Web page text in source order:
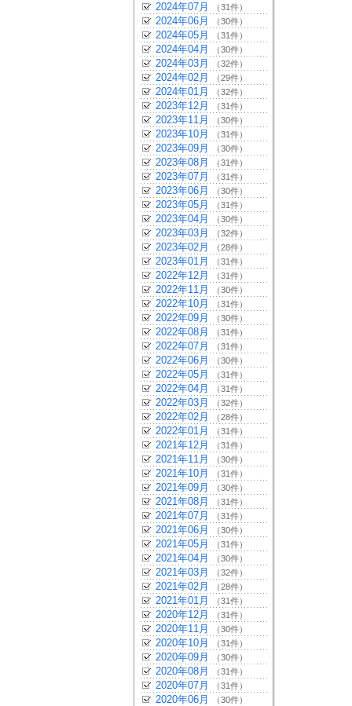
2024年07月 （31件）
2024年06月 （30件）
2024年05月 （31件）
2024年04月 （30件）
2024年03月 （32件）
2024年02月 （29件）
2024年01月 （32件）
2023年12月 （31件）
2023年11月 （30件）
2023年10月 （31件）
2023年09月 （30件）
2023年08月 （31件）
2023年07月 （31件）
2023年06月 （30件）
2023年05月 （31件）
2023年04月 （30件）
2023年03月 （32件）
2023年02月 （28件）
2023年01月 （31件）
2022年12月 （31件）
2022年11月 （30件）
2022年10月 （31件）
2022年09月 （30件）
2022年08月 （31件）
2022年07月 （31件）
2022年06月 （30件）
2022年05月 （31件）
2022年04月 （31件）
2022年03月 （32件）
2022年02月 （28件）
2022年01月 （31件）
2021年12月 （31件）
2021年11月 （30件）
2021年10月 （31件）
2021年09月 （30件）
2021年08月 （31件）
2021年07月 （31件）
2021年06月 （30件）
2021年05月 （31件）
2021年04月 （30件）
2021年03月 （32件）
2021年02月 （28件）
2021年01月 （31件）
2020年12月 （31件）
2020年11月 （30件）
2020年10月 （31件）
2020年09月 （30件）
2020年08月 （31件）
2020年07月 （31件）
2020年06月 （30件）